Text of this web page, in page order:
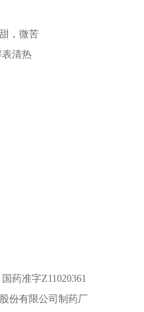
，微苦
表清热
国药准字Z11020361
份有限公司制药厂